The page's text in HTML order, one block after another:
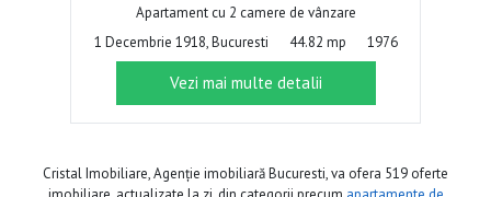
Apartament cu 2 camere de vânzare
1 Decembrie 1918, Bucuresti
44.82 mp 1976
Vezi mai multe detalii
Cristal Imobiliare, Agenție imobiliară Bucuresti, va ofera 519 oferte